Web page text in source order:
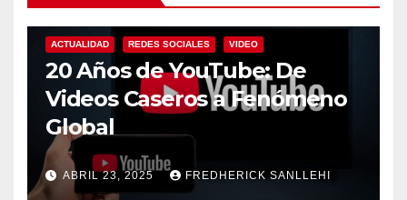
ACTUALIDAD REDES SOCIALES VIDEO
20 Años de YouTube: De
Videos Caseros a Fenómeno
Global
ABRIL 23, 2025 FREDHERICK SANLLEHI